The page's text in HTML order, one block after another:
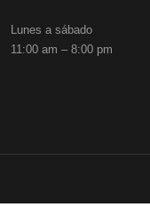
Lunes a sábado
11:00 am – 8:00 pm